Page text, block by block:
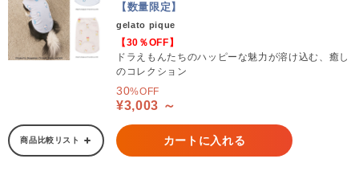
【数量限定】
gelato pique
【30％OFF】
ドラえもんたちのハッピーな魅力が溶け込む、癒し
のコレクション
30%OFF
¥3,003 ～
商品比較リスト カートに入れる